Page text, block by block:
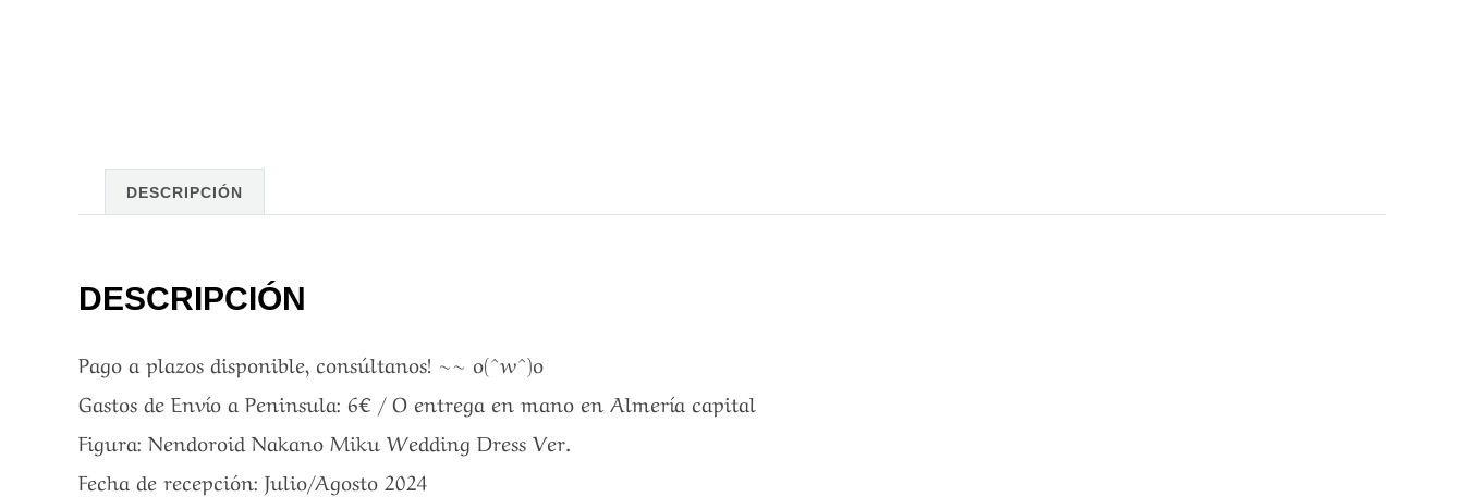
DESCRIPCIÓN
DESCRIPCIÓN
Pago a plazos disponible, consúltanos! ~~ o(^w^)o
Gastos de Envío a Peninsula: 6€ / O entrega en mano en Almería capital
Figura: Nendoroid Nakano Miku Wedding Dress Ver.
Fecha de recepción: Julio/Agosto 2024